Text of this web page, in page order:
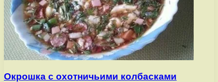
Окрошка с охотничьими колбасками